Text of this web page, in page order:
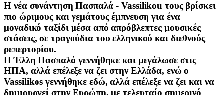
Η νέα συνάντηση Πασπαλά - Vassilikou τους βρίσκει
πιο ώριμους και γεμάτους έμπνευση για ένα
μοναδικό ταξίδι μέσα από απρόβλεπτες μουσικές
στάσεις, σε τραγούδια του ελληνικού και διεθνούς
ρεπερτορίου.
Η Έλλη Πασπαλά γεννήθηκε και μεγάλωσε στις
ΗΠΑ, αλλά επέλεξε να ζει στην Ελλάδα, ενώ ο
Vassilikos γεννήθηκε εδώ, αλλά επέλεξε να ζει και να
δημιουργεί στην Ευρώπη, με τελευταίο σημερινό